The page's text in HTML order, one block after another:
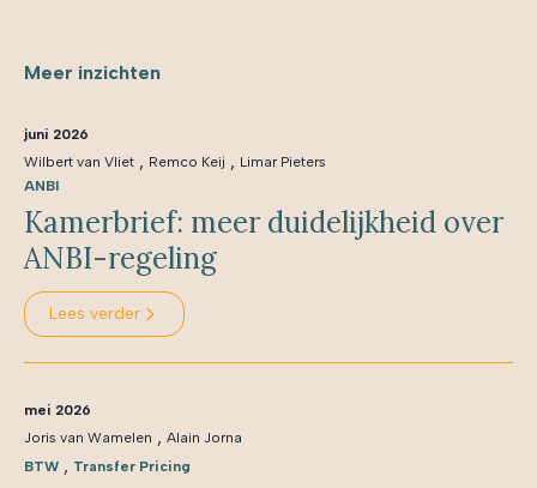
Meer inzichten
juni 2026
Wilbert van Vliet , Remco Keij , Limar Pieters
ANBI
Kamerbrief: meer duidelijkheid over
ANBI-regeling
Lees verder
mei 2026
Joris van Wamelen , Alain Jorna
BTW , Transfer Pricing